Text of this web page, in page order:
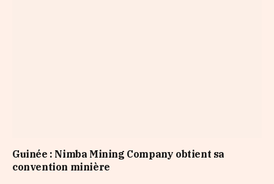
Guinée : Nimba Mining Company obtient sa
convention minière